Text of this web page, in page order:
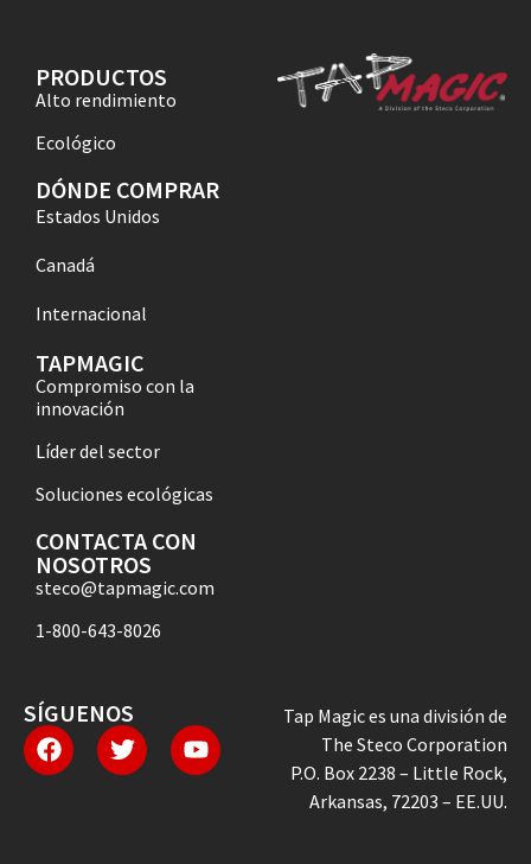
PRODUCTOS
Alto rendimiento
Ecológico
DÓNDE COMPRAR
Estados Unidos
Canadá
Internacional
TAPMAGIC
Compromiso con la
innovación
Líder del sector
Soluciones ecológicas
CONTACTA CON
NOSOTROS
steco@tapmagic.com
1-800-643-8026
SÍGUENOS
Tap Magic es una división de
The Steco Corporation
P.O. Box 2238 – Little Rock,
Arkansas, 72203 – EE.UU.